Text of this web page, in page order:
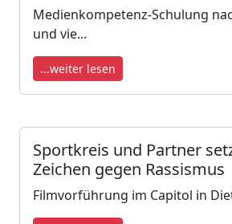
Medienkompetenz-Schulung
und vie...
...weiter lesen
Sportkreis und Partner
Zeichen gegen Rassismus
Filmvorführung im Capitol in